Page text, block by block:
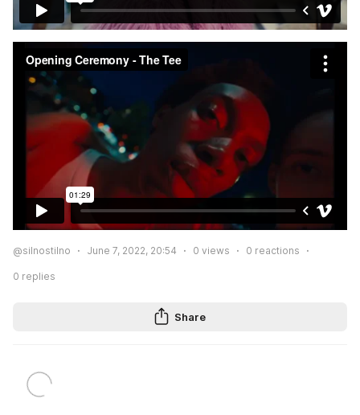
@silnostilno June 7, 2022, 20:54 0 views 0 reactions
0 replies
Share